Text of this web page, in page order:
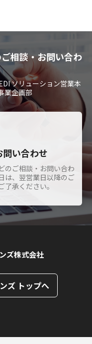
相談・お問い合わ
ソリューション営業本
業企画部
い合わせ
のご相談・お問い合わ
は、翌営業日以降のご
承ください。
ズ株式会社
ズ トップへ